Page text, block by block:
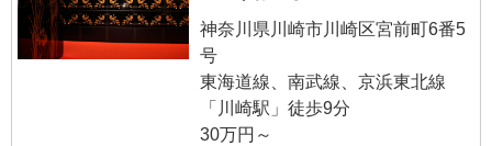
神奈川県川崎市川崎区宮前町6番5
号
東海道線、南武線、京浜東北線
「川崎駅」徒歩9分
30万円～